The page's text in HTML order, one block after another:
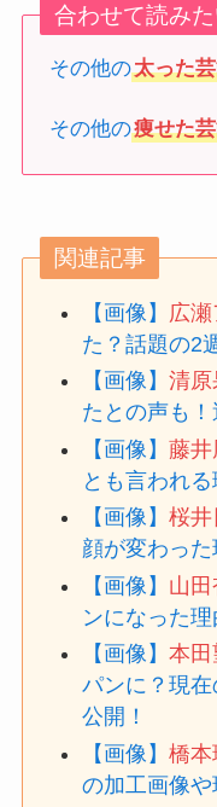
合わせて読み
その他の太った
その他の痩せた
関連記事
【画像】 広瀬
た？話題の2
【画像】清原
たとの声も
【画像】藤井
とも言われる
【画像】桜井
顔が変わった
【画像】 山田
ンになった
【画像】本田
パンに？現
公開！
【画像】橋本
の加工画像や